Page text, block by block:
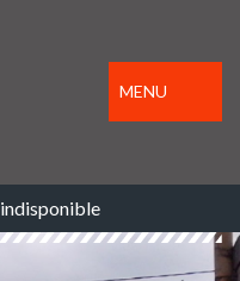
MENU
indisponible